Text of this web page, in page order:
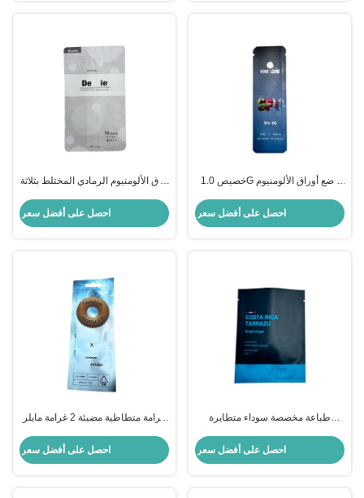
ورق الألومنيوم الرمادي المختلط بثلاثة
احصل على أفضل سعر
خصيص 1.0G وضع أوراق الألومنيوم
خصيص مع خلية دموع للتعبئة الكعكة
احصل على أفضل سعر
غرامة متطاطية مضيئة 2 غرامة مايلر
مخصص
احصل على أفضل سعر
طباعة مخصصة سوداء متطايرة
للشاي مع غطاء من ورق الألومنيوم
احصل على أفضل سعر